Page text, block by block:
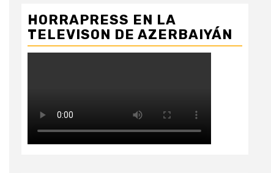
HORRAPRESS EN LA
TELEVISON DE AZERBAIYÁN